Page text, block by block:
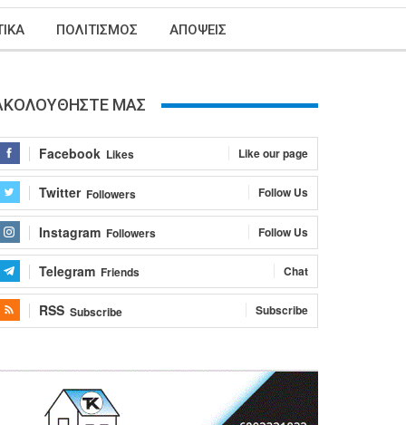
ΠΟΛΙΤΙΣΜΟΣ ΑΠΟΨΕΙΣ
ΜΑΣ
Facebook Likes Like our page
Twitter Followers Follow Us
Instagram Followers Follow Us
Telegram Friends Chat
RSS Subscribe Subscribe